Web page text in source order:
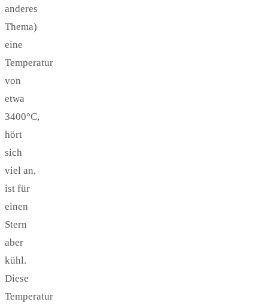
anderes
Thema)
eine
Temperatur
von
etwa
3400°C,
hört
sich
viel an,
ist für
einen
Stern
aber
kühl.
Diese
Temperatur